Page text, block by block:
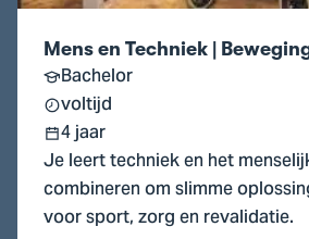
Mens en Techniek |
Bachelor
voltijd
4 jaar
Je leert techniek en het
combineren om slimme
voor sport, zorg en revalidatie.